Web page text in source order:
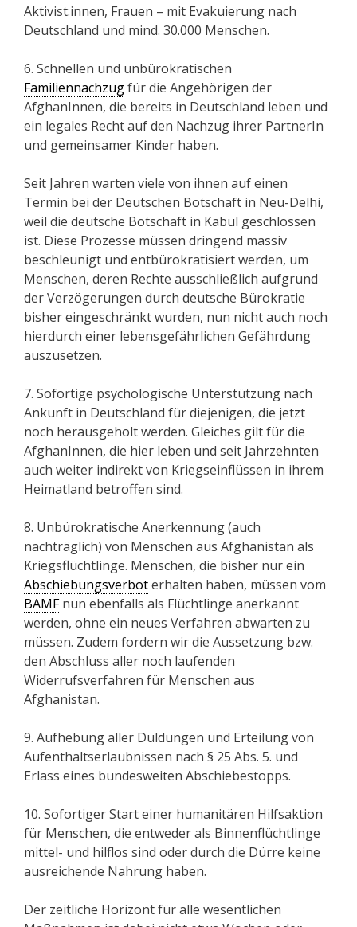
Aktivist:innen, Frauen – mit Evakuierung nach
Deutschland und mind. 30.000 Menschen.
6. Schnellen und unbürokratischen
Familiennachzugfür die Angehörigen der
AfghanInnen, die bereits in Deutschland leben und
ein legales Recht auf den Nachzug ihrer PartnerIn
und gemeinsamer Kinder haben.
Seit Jahren warten viele von ihnen auf einen
Termin bei der Deutschen Botschaft in Neu-Delhi,
weil die deutsche Botschaft in Kabul geschlossen
ist. Diese Prozesse müssen dringend massiv
beschleunigt und entbürokratisiert werden, um
Menschen, deren Rechte ausschließlich aufgrund
der Verzögerungen durch deutsche Bürokratie
bisher eingeschränkt wurden, nun nicht auch noch
hierdurch einer lebensgefährlichen Gefährdung
auszusetzen.
7. Sofortige psychologische Unterstützung nach
Ankunft in Deutschland für diejenigen, die jetzt
noch herausgeholt werden. Gleiches gilt für die
AfghanInnen, die hier leben und seit Jahrzehnten
auch weiter indirekt von Kriegseinflüssen in ihrem
Heimatland betroffen sind.
8. Unbürokratische Anerkennung (auch
nachträglich) von Menschen aus Afghanistan als
Kriegsflüchtlinge. Menschen, die bisher nur ein
Abschiebungsverboterhalten haben, müssen vom
BAMFnun ebenfalls als Flüchtlinge anerkannt
werden, ohne ein neues Verfahren abwarten zu
müssen. Zudem fordern wir die Aussetzung bzw.
den Abschluss aller noch laufenden
Widerrufsverfahren für Menschen aus
Afghanistan.
9. Aufhebung aller Duldungen und Erteilung von
Aufenthaltserlaubnissen nach § 25 Abs. 5. und
Erlass eines bundesweiten Abschiebestopps.
10. Sofortiger Start einer humanitären Hilfsaktion
für Menschen, die entweder als Binnenflüchtlinge
mittel- und hilflos sind oder durch die Dürre keine
ausreichende Nahrung haben.
Der zeitliche Horizont für alle wesentlichen